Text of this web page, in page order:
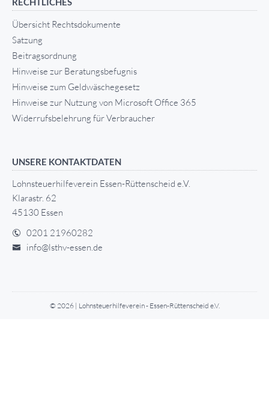
Übersicht Rechtsdokumente
Satzung
Beitragsordnung
Hinweise zur Beratungsbefugnis
Hinweise zum Geldwäschegesetz
Hinweise zur Nutzung von Microsoft Office 365
Widerrufsbelehrung für Verbraucher
UNSERE KONTAKTDATEN
Lohnsteuerhilfeverein Essen-Rüttenscheid e.V.
Klarastr. 62
45130 Essen
0201 21960282
info@lsthv-essen.de
© 2026 | Lohnsteuerhilfeverein - Essen-Rüttenscheid e.V.